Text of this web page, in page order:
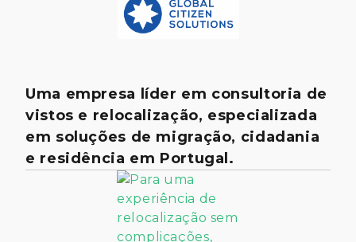
Uma empresa líder em consultoria de
vistos e relocalização, especializada
em soluções de migração, cidadania
e residência em Portugal.